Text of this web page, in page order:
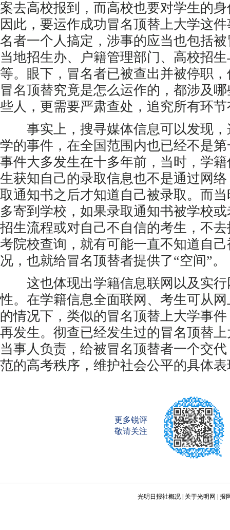
案去高校报到，而高校也要对学生的
因此，要运作成功冒名顶替上大学这
名者一个人搞定，涉事的应当也包括
当地招生办、户籍管理部门、高校招
等。眼下，冒名者已被查出并被停职
冒名顶替究竟是怎么运作的，都涉及
些人，更需要严肃查处，追究所有环
事实上，搜寻媒体信息可以发现，
学的事件，在全国范围内也已经不是
事件大多发生在十多年前，当时，学
生获知自己的录取信息也不是通过网
取通知书之后才知道自己被录取。而
多寄到学校，如果录取通知书被学校
招生流程或对自己不自信的考生，不
考院校查询，就有可能一直不知道自
况，也就给冒名顶替者提供了“空间”。
这也体现出学籍信息联网以及实行
性。在学籍信息全面联网、考生可从
的情况下，类似的冒名顶替上大学事
再发生。彻查已经发生过的冒名顶替
当事人负责，给被冒名顶替者一个交
范的高考秩序，维护社会公平的具体
更多锐评
敬请关注
光明日报社概况 关于光明网 报